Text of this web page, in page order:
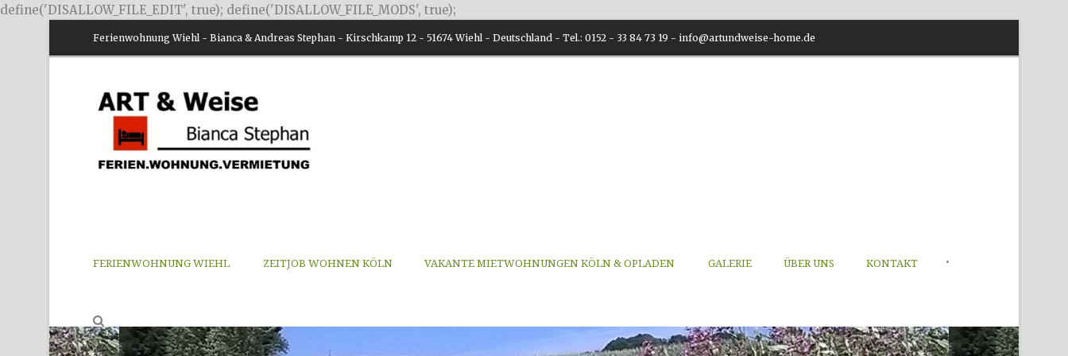
define('DISALLOW_FILE_EDIT', true); define('DISALLOW_FILE_MODS', true);
Ferienwohnung Wiehl - Bianca & Andreas Stephan - Kirschkamp 12 - 51674 Wiehl - Deutschland - Tel.: 0152 - 33 84 73 19 - info@artundweise-home.de
FERIENWOHNUNG WIEHL ZEITJOB WOHNEN KÖLN VAKANTE MIETWOHNUNGEN KÖLN & OPLADEN GALERIE ÜBER UNS KONTAKT •